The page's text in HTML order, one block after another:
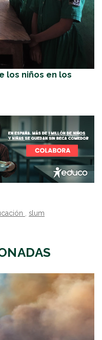
los niños en los
slum